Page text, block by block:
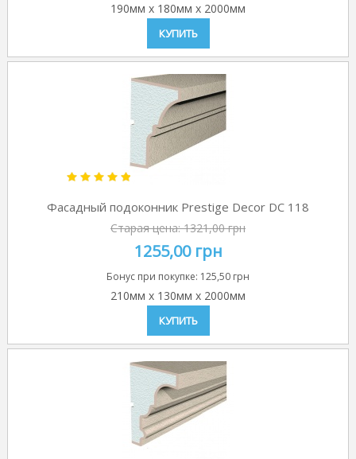
190мм x 180мм x 2000мм
КУПИТЬ
Фасадный подоконник Prestige Decor DC 118
Старая цена:1321,00 грн
1255,00 грн
Бонус при покупке: 125,50 грн
210мм x 130мм x 2000мм
КУПИТЬ